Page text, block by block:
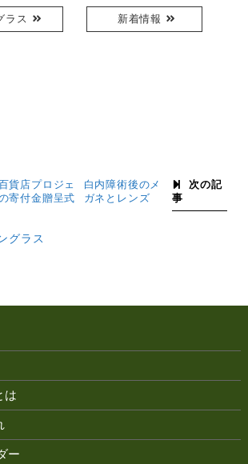
ラス 新着情報
貨店プロジェ
寄付金贈呈式
次の記
事
白内障術後のメ
ガネとレンズ
グラス
は
ー